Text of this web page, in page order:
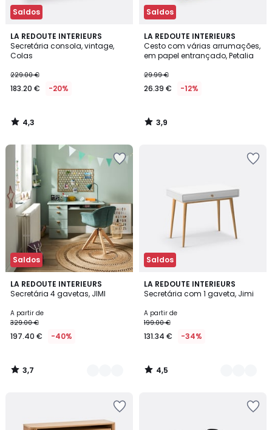
Saldos
LA REDOUTE INTERIEURS
Secretária consola, vintage,
Colas
229.00 €
183.20 € -20%
4,3
/ 5
4,3
/
Saldos
LA REDOUTE INTERIEURS
Cesto com várias arrumações,
em papel entrançado, Petalia
29.99 €
26.39 € -12%
3,9
/ 5
3,9
/
Saldos
LA REDOUTE INTERIEURS
Secretária 4 gavetas, JIMI
A partir de
329.00 €
197.40 € -40%
3,7
/ 5
3
Cores
3,7
/
Saldos
LA REDOUTE INTERIEURS
Secretária com 1 gaveta, Jimi
A partir de
199.00 €
131.34 € -34%
4,5
/ 5
3
Cores
4,5
/